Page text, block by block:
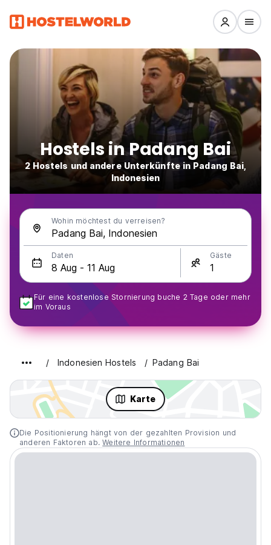
Hostels in Padang Bai
2 Hostels und andere Unterkünfte in Padang Bai,
Indonesien
Wohin möchtest du verreisen?
Daten Gäste
Für eine kostenlose Stornierung buche 2 Tage oder mehr
im Voraus
Indonesien Hostels Padang Bai
Karte
Die Positionierung hängt von der gezahlten Provision und
anderen Faktoren ab.Weitere Informationen